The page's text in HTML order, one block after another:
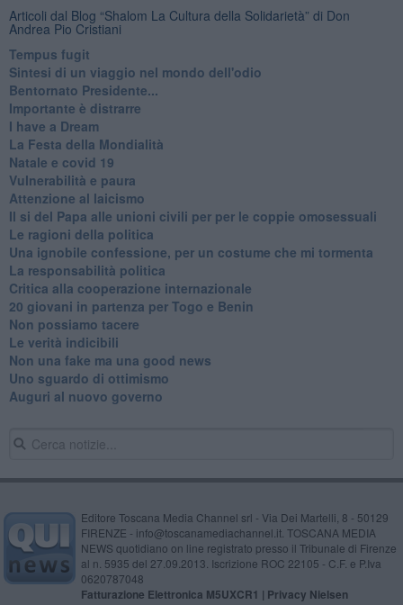
Articoli dal Blog “Shalom La Cultura della Solidarietà” di Don
Andrea Pio Cristiani
​Tempus fugit
​Sintesi di un viaggio nel mondo dell'odio
Bentornato Presidente...
Importante è distrarre
​I have a Dream
La Festa della Mondialità
Natale e covid 19
Vulnerabilità e paura
Attenzione al laicismo
Il si del Papa alle unioni civili per per le coppie omosessuali
Le ragioni della politica
​Una ignobile confessione, per un costume che mi tormenta
La responsabilità politica
Critica alla cooperazione internazionale
20 giovani in partenza per Togo e Benin
​Non possiamo tacere
​Le verità indicibili
Non una fake ma una good news
Uno sguardo di ottimismo
Auguri al nuovo governo
Editore Toscana Media Channel srl - Via Dei Martelli, 8 - 50129
FIRENZE - info@toscanamediachannel.it. TOSCANA MEDIA
NEWS quotidiano on line registrato presso il Tribunale di Firenze
al n. 5935 del 27.09.2013. Iscrizione ROC 22105 - C.F. e P.Iva
0620787048
Fatturazione Elettronica M5UXCR1 | Privacy Nielsen